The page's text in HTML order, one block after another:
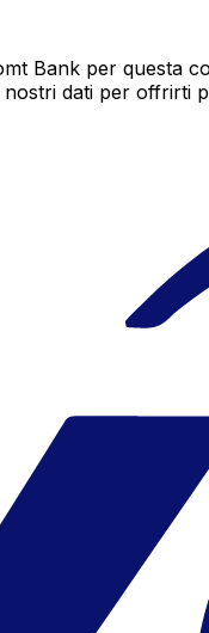
Bank per questa
dati per offrirti